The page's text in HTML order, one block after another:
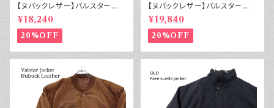
【ヌバックレザー】バルスター型
ブルゾンジャケット ユーロ古着
ヴィンテージ 紺
¥18,240
20%OFF
【ヌバックレザー】バルスター型
ブルゾンジャケット イタリア ヴィ
ンテージ 黒
¥19,840
20%OFF